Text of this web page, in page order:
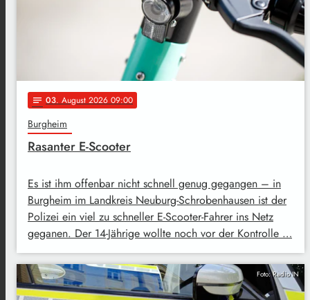
notes 03. August 2026 09:00
Burgheim
Rasanter E-Scooter
Es ist ihm offenbar nicht schnell genug gegangen – in
Burgheim im Landkreis Neuburg-Schrobenhausen ist der
Polizei ein viel zu schneller E-Scooter-Fahrer ins Netz
geganen. Der 14-Jährige wollte noch vor der Kontrolle …
Foto: Radio IN